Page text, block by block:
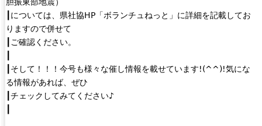
胆振東部地震）
┃については、県社協HP「ボランチュねっと」に詳細を記載してお
りますので併せて
┃ご確認ください。
┃そして！！！今号も様々な催し情報を載せています!(^^)!気にな
る情報があれば、ぜひ
┃チェックしてみてください♪